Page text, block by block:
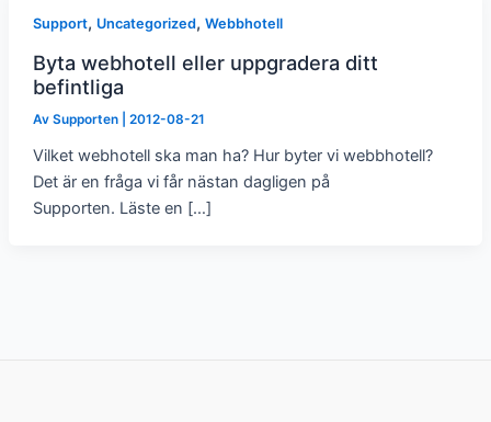
Support, Uncategorized, Webbhotell
Byta webhotell eller uppgradera ditt
befintliga
Av Supporten 2012-08-21
Vilket webhotell ska man ha? Hur byter vi webbhotell?
Det är en fråga vi får nästan dagligen på
Supporten. Läste en […]